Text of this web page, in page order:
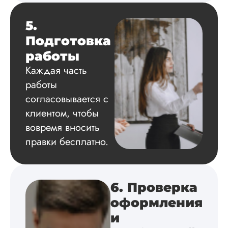
Грамотно
структуру, список
литературы,
приложения,
поставили ссылки
все
литературные
источники.
Уникальность
читается
на одном дыхании.
Евгений
Вид работы:
5.
Подготовка
работы
Каждая часть
работы
согласовывается с
клиентом, чтобы
вовремя вносить
правки бесплатно.
6. Проверка
оформления
и